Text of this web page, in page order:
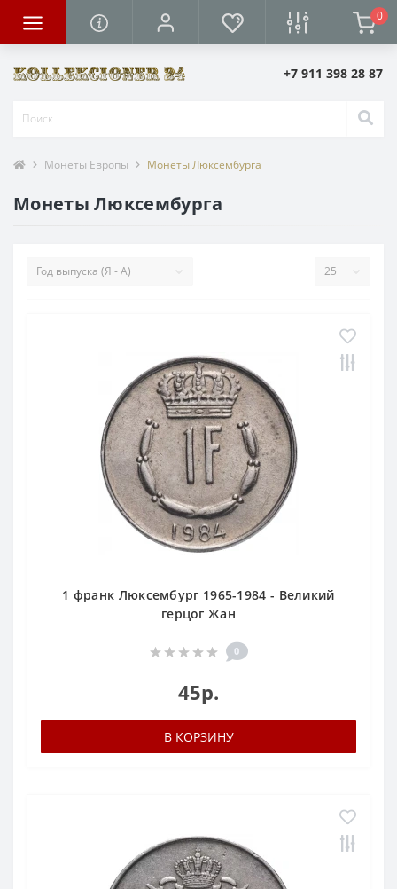
0
+7 911 398 28 87
Монеты Европы Монеты Люксембурга
Монеты Люксембурга
1 франк Люксембург 1965-1984 - Великий
герцог Жан
0
45р.
В КОРЗИНУ